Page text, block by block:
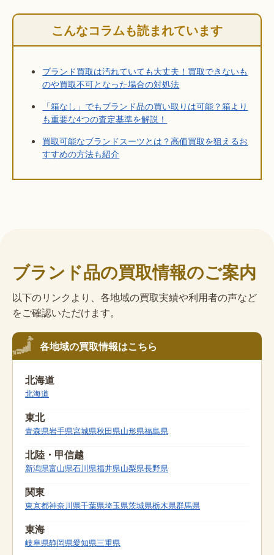
こんなコラムも読まれています
ブランド買取は汚れていても大丈夫！買取できないも
のや買取不可となった場合の対処法
「箱なし」でもブランド品の買い取りは可能？箱より
も重要な4つの査定基準を解説！
買取可能なブランドスーツとは？高価買取を狙えるお
すすめの方法も紹介
ブランド品の買取情報のご案内
以下のリンクより、各地域の買取実績や利用者の声など
をご確認いただけます。
各地域の買取情報はこちら
北海道
北海道
東北
青森県岩手県宮城県秋田県山形県福島県
北陸・甲信越
新潟県富山県石川県福井県山梨県長野県
関東
東京都神奈川県千葉県埼玉県茨城県栃木県群馬県
東海
岐阜県静岡県愛知県三重県